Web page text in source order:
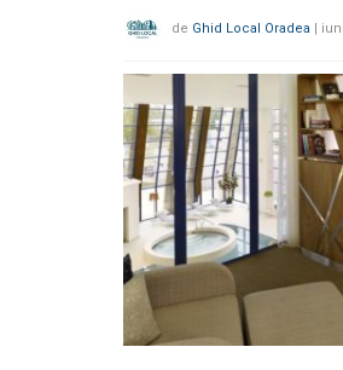
de Ghid Local Oradea |